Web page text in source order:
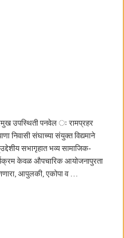
उपस्थिती पनवेल ः रामप्रहर
निवासी संघाच्या संयुक्त विद्यमाने
सभागृहात भव्य सामाजिक-
केवळ औपचारिक आयोजनापुरता
आपुलकी, एकोपा व …